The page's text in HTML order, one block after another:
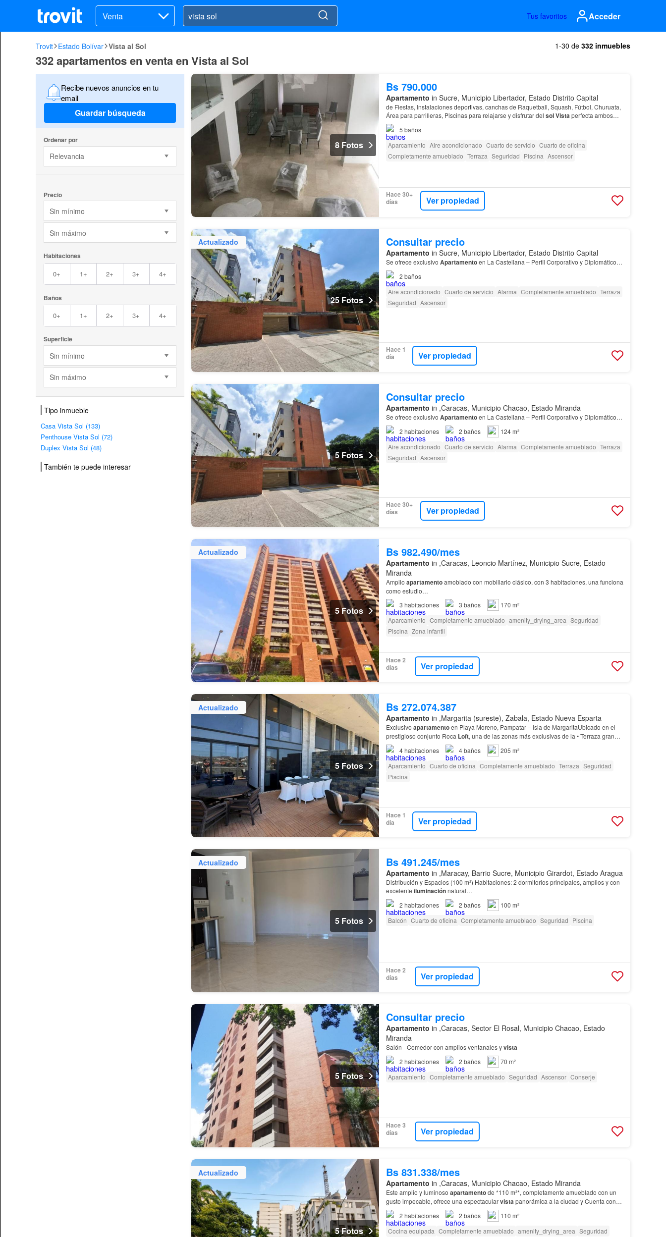
Venta Tus favoritos Acceder
Trovit Estado Bolívar Vista al Sol 1-30 de 332 inmuebles
332 apartamentos en venta en Vista al Sol
Recibe nuevos anuncios en tu
email
Guardar búsqueda
Ordenar por
Relevancia
Precio
Sin mínimo
Sin máximo
Habitaciones
0+ 1+ 2+ 3+ 4+
Baños
0+ 1+ 2+ 3+ 4+
Superficie
Sin mínimo
Sin máximo
Tipo inmueble
Casa Vista Sol (133)
Penthouse Vista Sol (72)
Duplex Vista Sol (48)
También te puede interesar
8 Fotos
Bs 790.000
Apartamento in Sucre, Municipio Libertador, Estado Distrito Capital
de Fiestas, Instalaciones deportivas, canchas de Raquetball, Squash, Fútbol, Churuata,
Área para parrilleras, Piscinas para relajarse y disfrutar del solVistaperfecta ambos
lados Norte y Sur…
5 baños
Aparcamiento Aire acondicionado Cuarto de servicio Cuarto de oficina
Completamente amueblado Terraza Seguridad Piscina Ascensor
Hace 30+
días
Ver propiedad
Actualizado
25 Fotos
Consultar precio
Apartamento in Sucre, Municipio Libertador, Estado Distrito Capital
Se ofrece exclusivo Apartamentoen La Castellana – Perfil Corporativo y Diplomático…
2 baños
Aire acondicionado Cuarto de servicio Alarma Completamente amueblado Terraza
Seguridad Ascensor
Hace 1
día
Ver propiedad
5 Fotos
Consultar precio
Apartamento in ,Caracas, Municipio Chacao, Estado Miranda
Se ofrece exclusivo Apartamentoen La Castellana – Perfil Corporativo y Diplomático…
2 habitaciones 2 baños
124 m²
Aire acondicionado Cuarto de servicio Alarma Completamente amueblado Terraza
Seguridad Ascensor
Hace 30+
días
Ver propiedad
Actualizado
5 Fotos
Bs 982.490/mes
Apartamento in ,Caracas, Leoncio Martínez, Municipio Sucre, Estado
Miranda
Amplio apartamentoamoblado con mobiliario clásico, con 3 habitaciones, una funciona
como estudio…
3 habitaciones 3 baños
170 m²
Aparcamiento Completamente amueblado amenity_drying_area Seguridad
Piscina Zona infantil
Hace 2
días
Ver propiedad
Actualizado
5 Fotos
Bs 272.074.387
Apartamento in ,Margarita (sureste), Zabala, Estado Nueva Esparta
Exclusivo apartamentoen Playa Moreno, Pampatar – Isla de MargaritaUbicado en el
prestigioso conjunto Roca Loft, una de las zonas más exclusivas de la • Terraza grande
con
al mar y montaña• 2 puestos de estacionamiento•…
4habitaciones 4baños
205 m²
Aparcamiento Cuarto de oficina Completamente amueblado Terraza Seguridad
Piscina
Hace 1
día
Ver propiedad
Actualizado
5 Fotos
Bs 491.245/mes
Apartamento in ,Maracay, Barrio Sucre, Municipio Girardot, Estado Aragua
Distribución y Espacios (100 m²) Habitaciones: 2 dormitorios principales, amplios y con
excelente iluminaciónnatural…
2 habitaciones 2 baños
100 m²
Balcón Cuarto de oficina Completamente amueblado Seguridad Piscina
Hace 2
días
Ver propiedad
5 Fotos
Consultar precio
Apartamento in ,Caracas, Sector El Rosal, Municipio Chacao, Estado
Miranda
Salón - Comedor con amplios ventanales yvista
2 habitaciones 2 baños
70 m²
Aparcamiento Completamente amueblado Seguridad Ascensor Conserje
Hace 3
días
Ver propiedad
Actualizado
5 Fotos
Bs 831.338/mes
Apartamento in ,Caracas, Municipio Chacao, Estado Miranda
Este amplio y luminoso apartamentode *110 m²*, completamente amueblado con un
gusto impecable, ofrece una espectacularvistapanorámica a la ciudad y Cuenta con
excelente
iluminaciónnatural, internet de fibra óptica y un ár…
2 habitaciones 2 baños
110 m²
Cocina equipada Completamente amueblado amenity_drying_area Seguridad